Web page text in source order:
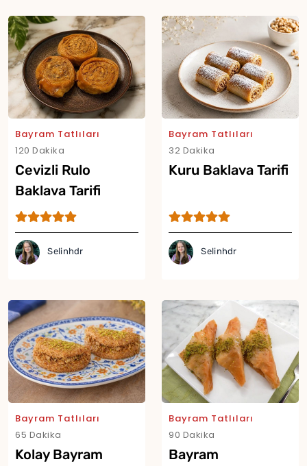
Bayram Tatlıları
120 Dakika
Cevizli Rulo
Baklava Tarifi
Selinhdr
Bayram Tatlıları
32 Dakika
Kuru Baklava Tarifi
Selinhdr
Bayram Tatlıları
65 Dakika
Kolay Bayram
Bayram Tatlıları
90 Dakika
Bayram